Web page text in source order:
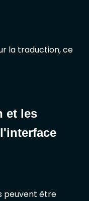
la traduction, ce
et les
peuvent être